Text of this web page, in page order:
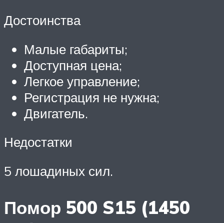
Достоинства
Малые габариты;
Доступная цена;
Легкое управление;
Регистрация не нужна;
Двигатель.
Недостатки
5 лошадиных сил.
Помор 500 S15 (1450